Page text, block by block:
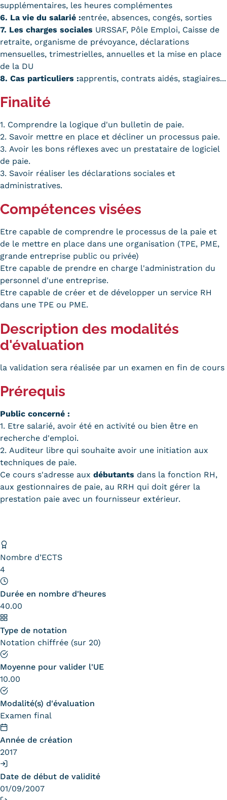
suites de parcours
Modalités d'enseignement
Formation en présentiel
Alternance
Enseignement à distance
Validation des Acquis de
l'Expérience (VAE)
supérieures (VES)
Validation des acquis
(VAPP)
Infos pratiques
Discrimination/égalité/mixité
Handi'Cnam
Témoignages
Statistiques
FAQ
Lexique
Téléchargements
Qualiopi
Le Cnam ICSV
Mobilité internationale et
Tarifs
Infos entreprises
Taxe d'apprentissage
Infos enseignants
Être enseignant au Cnam
Liste des partenaires
supplémentaires, les heures complémentes
6. La vie du salarié :entrée, absences, congés, sorties
7. Les charges sociales URSSAF, Pôle Emploi, Caisse de
retraite, organisme de prévoyance, déclarations
mensuelles, trimestrielles, annuelles et la mise en place
de la DU
8. Cas particuliers :apprentis, contrats aidés, stagiaires...
Finalité
1. Comprendre la logique d'un bulletin de paie.
2. Savoir mettre en place et décliner un processus paie.
3. Avoir les bons réflexes avec un prestataire de logiciel
de paie.
3. Savoir réaliser les déclarations sociales et
administratives.
Compétences visées
Etre capable de comprendre le processus de la paie et
de le mettre en place dans une organisation (TPE, PME,
grande entreprise public ou privée)
Etre capable de prendre en charge l'administration du
personnel d'une entreprise.
Etre capable de créer et de développer un service RH
dans une TPE ou PME.
Description des modalités
d'évaluation
la validation sera réalisée par un examen en fin de cours
Prérequis
Public concerné :
1. Etre salarié, avoir été en activité ou bien être en
recherche d'emploi.
2. Auditeur libre qui souhaite avoir une initiation aux
techniques de paie.
Ce cours s'adresse aux débutants dans la fonction RH,
aux gestionnaires de paie, au RRH qui doit gérer la
prestation paie avec un fournisseur extérieur.
Nombre d’ECTS
4
Durée en nombre d'heures
40.00
Type de notation
Notation chiffrée (sur 20)
Moyenne pour valider l'UE
10.00
Modalité(s) d'évaluation
Examen final
Année de création
2017
Date de début de validité
01/09/2007